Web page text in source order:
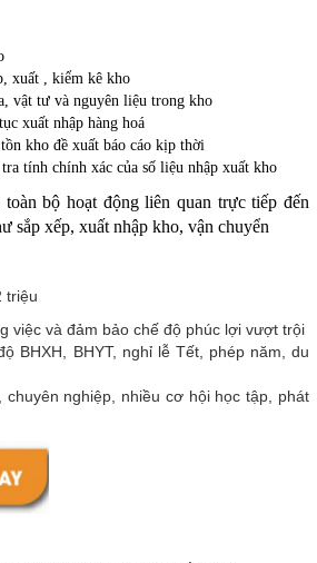
xuất , kiểm kê kho
vật tư và nguyên liệu trong kho
xuất nhập hàng hoá
kho đề xuất báo cáo kịp thời
tính chính xác của số liệu nhập xuất kho
bộ hoạt động liên quan trực tiếp đến
sắp xếp, xuất nhập kho, vận chuyển
triệu
việc và đảm bảo chế độ phúc lợi vượt trội
BHXH, BHYT, nghỉ lễ Tết, phép năm, du
nghiệp, nhiều cơ hội học tập, phát